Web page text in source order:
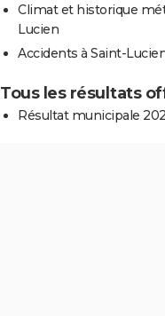
Climat et historique
Lucien
Accidents à Saint-
Tous les résultats
Résultat municipale